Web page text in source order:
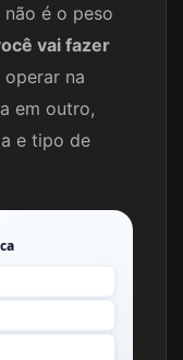
é o peso
vai fazer
na
em outro,
e tipo de